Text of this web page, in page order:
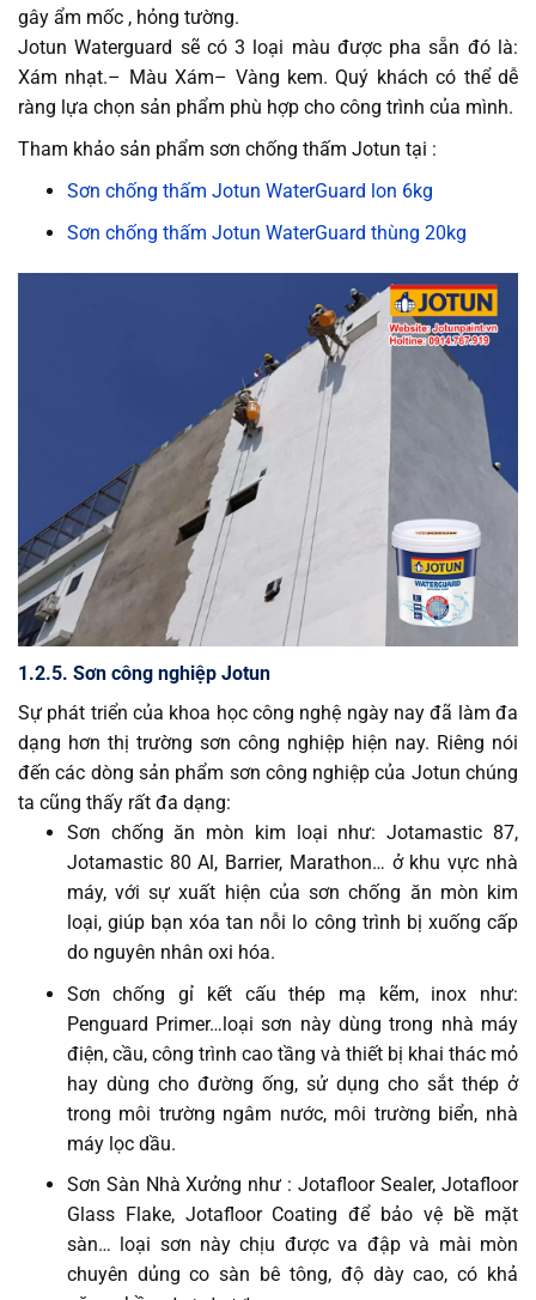
gây ẩm mốc , hỏng tường.
Jotun Waterguard sẽ có 3 loại màu được pha sẵn đó là:
Xám nhạt.– Màu Xám– Vàng kem. Quý khách có thể dễ
ràng lựa chọn sản phẩm phù hợp cho công trình của mình.
Tham khảo sản phẩm sơn chống thấm Jotun tại :
Sơn chống thấm Jotun WaterGuard lon 6kg
Sơn chống thấm Jotun WaterGuard thùng 20kg
1.2.5. Sơn công nghiệp Jotun
Sự phát triển của khoa học công nghệ ngày nay đã làm đa
dạng hơn thị trường sơn công nghiệp hiện nay. Riêng nói
đến các dòng sản phẩm sơn công nghiệp của Jotun chúng
ta cũng thấy rất đa dạng:
Sơn chống ăn mòn kim loại như: Jotamastic 87,
Jotamastic 80 Al, Barrier, Marathon… ở khu vực nhà
máy, với sự xuất hiện của sơn chống ăn mòn kim
loại, giúp bạn xóa tan nỗi lo công trình bị xuống cấp
do nguyên nhân oxi hóa.
Sơn chống gỉ kết cấu thép mạ kẽm, inox như:
Penguard Primer…loại sơn này dùng trong nhà máy
điện, cầu, công trình cao tầng và thiết bị khai thác mỏ
hay dùng cho đường ống, sử dụng cho sắt thép ở
trong môi trường ngâm nước, môi trường biển, nhà
máy lọc dầu.
Sơn Sàn Nhà Xưởng như : Jotafloor Sealer, Jotafloor
Glass Flake, Jotafloor Coating để bảo vệ bề mặt
sàn… loại sơn này chịu được va đập và mài mòn
chuyên dủng co sàn bê tông, độ dày cao, có khả